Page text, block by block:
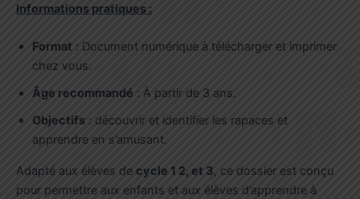
Informations pratiques :
Format : Document numérique à télécharger et imprimer
chez vous.
Âge recommandé : À partir de 3 ans.
Objectifs : découvrir et identifier les rapaces et
apprendre en s’amusant.
Adapté aux élèves de cycle 1 2, et 3, ce dossier est conçu
pour permettre aux enfants et aux élèves d’apprendre à